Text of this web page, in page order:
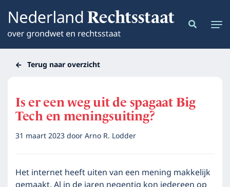
Terug naar overzicht
Is er een weg uit de spagaat Big
Tech en meningsuiting?
31 maart 2023doorArno R. Lodder
Het internet heeft uiten van een mening makkelijk